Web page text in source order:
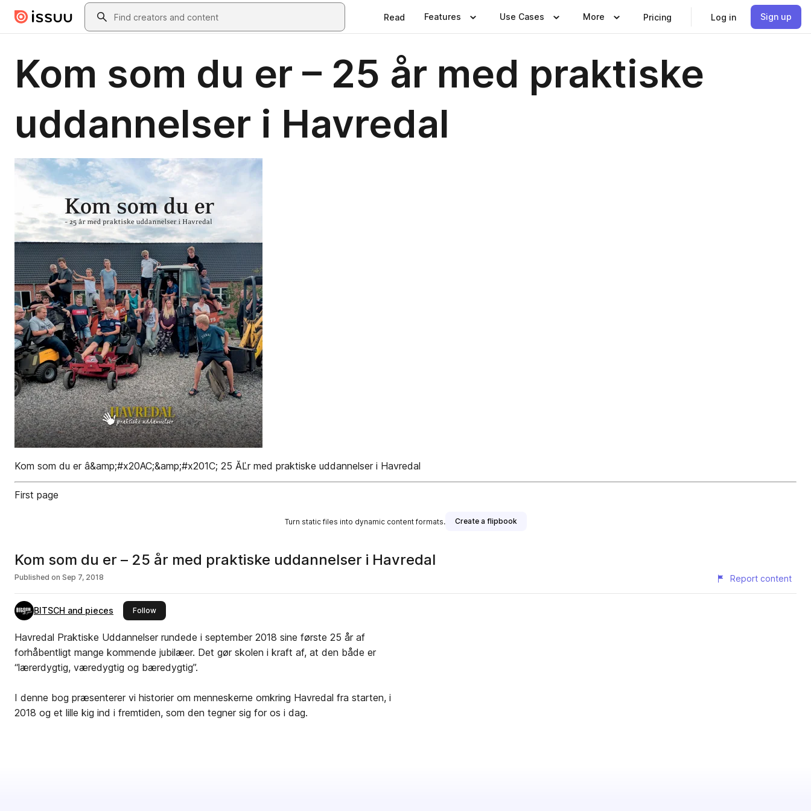
Skip to main contentSearch
Read Features Use Cases More Pricing Log in Sign up
Kom som du er – 25 år med praktiske
uddannelser i Havredal
Kom som du er â&amp;#x20AC;&amp;#x201C; 25 ĂĽr med praktiske uddannelser i Havredal
First page
Turn static files into dynamic content formats. Create a flipbook
Kom som du er – 25 år med praktiske uddannelser i Havredal
Published on Sep 7, 2018 Report content
BITSCH and pieces Followthis publisher
Havredal Praktiske Uddannelser rundede i september 2018 sine første 25 år af
forhåbentligt mange kommende jubilæer. Det gør skolen i kraft af, at den både er
“lærerdygtig, væredygtig og bæredygtig”.
I denne bog præsenterer vi historier om menneskerne omkring Havredal fra starten, i
2018 og et lille kig ind i fremtiden, som den tegner sig for os i dag.